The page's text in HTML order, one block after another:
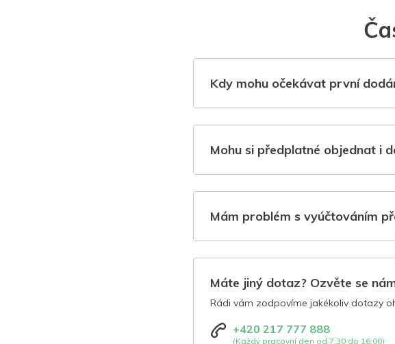
Kdy mohu očekávat první
Mohu si předplatné objednat i
Mám problém s vyúčtováním
Máte jiný dotaz? Ozvěte se
Rádi vám zodpovíme jakékoliv dotazy
+420 217 777 888
(Každý pracovní den od 7:30 do 16:00)